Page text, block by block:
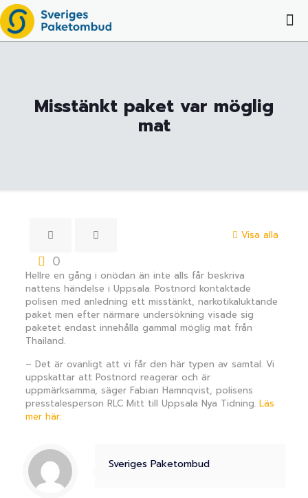
Misstänkt paket var möglig
mat
Visa alla
0
Hellre en gång i onödan än inte alls får beskriva
nattens händelse i Uppsala. Postnord kontaktade
polisen med anledning ett misstänkt, narkotikaluktande
paket men efter närmare undersökning visade sig
paketet endast innehålla gammal möglig mat från
Thailand.
– Det är ovanligt att vi får den här typen av samtal. Vi
uppskattar att Postnord reagerar och är
uppmärksamma, säger Fabian Hamnqvist, polisens
presstalesperson RLC Mitt till Uppsala Nya Tidning. Läs
mer här:
Sveriges Paketombud